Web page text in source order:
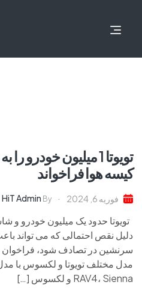
تویوتا 1 میلیون
کیسه هوا فراخواند
فوریه 6, 2024 By
HiT Admin
تویوتا حدود یک میلیون خودرو و
دلیل نقص احتمالی که می تواند
RAV4، Sienna و لکسوس […]